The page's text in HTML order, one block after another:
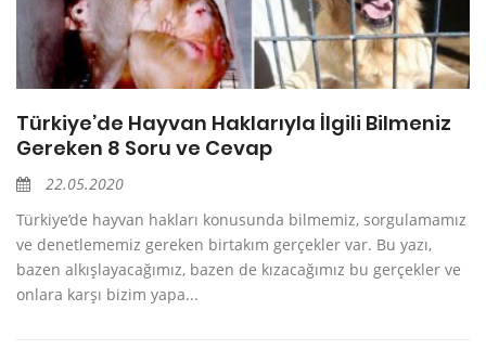
Türkiye’de Hayvan Haklarıyla İlgili Bilmeniz
Gereken 8 Soru ve Cevap
22.05.2020
Türkiye’de hayvan hakları konusunda bilmemiz, sorgulamamız
ve denetlememiz gereken birtakım gerçekler var. Bu yazı,
bazen alkışlayacağımız, bazen de kızacağımız bu gerçekler ve
onlara karşı bizim yapa...